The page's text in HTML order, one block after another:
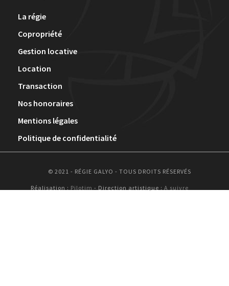
La régie
Copropriété
Gestion locative
Location
Transaction
Nos honoraires
Mentions légales
Politique de confidentialité
© 2021 - RÉGIE GALYO - TOUS DROITS RÉSERVÉS
Réalisation : Pilotim - Direction artistique : A suivre